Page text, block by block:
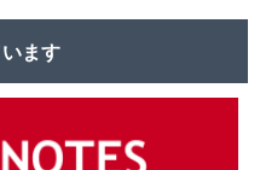
ます